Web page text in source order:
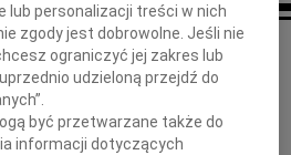
Ze smutkiem żegnamy
lub personalizacji treści w nich
zgody jest dobrowolne. Jeśli nie
ograniczyć jej zakres lub
udzieloną przejdź do
być przetwarzane także do
informacji dotyczących